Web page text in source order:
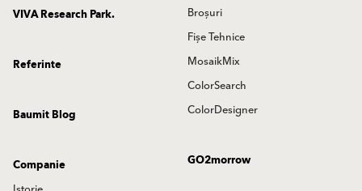
Broșuri
Fișe Tehnice
MosaikMix
ColorSearch
ColorDesigner
VIVA Research Park.
Referinte
Baumit Blog
GO2morrow
Companie